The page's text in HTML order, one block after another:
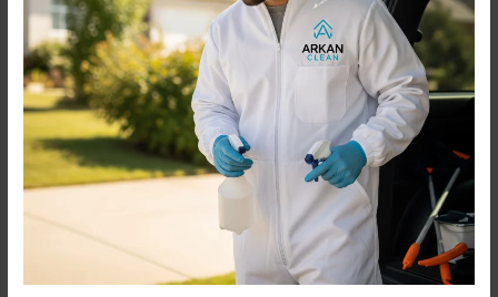
خيارك
الأمثل
للتخلص
الآمن
والفعال
النحل